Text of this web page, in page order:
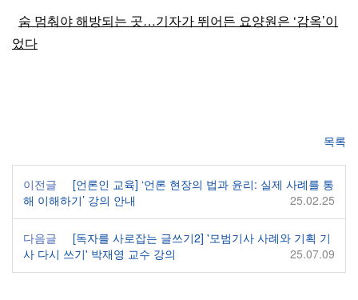
숨 멈춰야 해방되는 곳…기자가 뛰어든 요양원은 ‘감옥’이
었다
목록
이전글
[언론인 교육] ‘언론 현장의 법과 윤리: 실제 사례를 통
해 이해하기’ 강의 안내
25.02.25
다음글
[독자를 사로잡는 글쓰기2] '모범기사 사례와 기획 기
사 다시 쓰기' 박재영 교수 강의
25.07.09